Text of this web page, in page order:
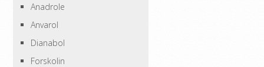
Anadrole
Anvarol
Dianabol
Forskolin